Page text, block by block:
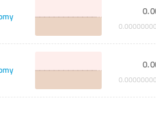
0.
0.00000000
0.
0.00000000